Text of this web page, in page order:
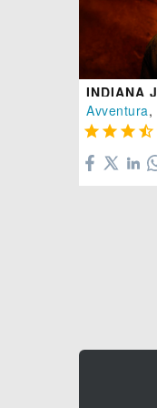
Avventura,
   